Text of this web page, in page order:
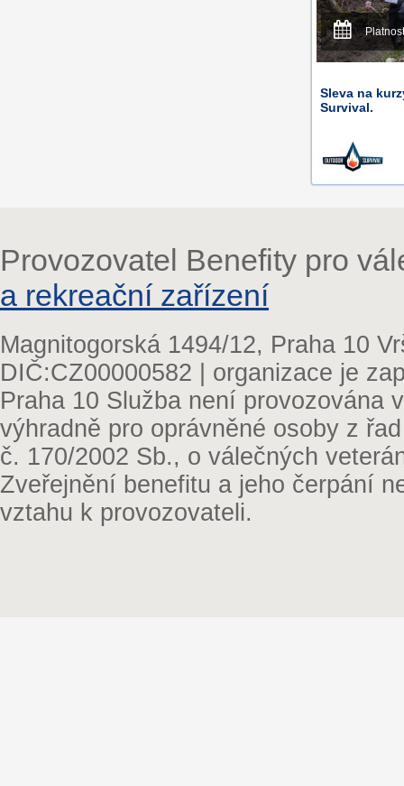
Sleva na
Survival.
Provozovatel Benefity pro
a rekreační zařízení
Magnitogorská 1494/12, Praha 10
DIČ:CZ00000582 | organizace je
Praha 10 Služba není provozována
výhradně pro oprávněné osoby z
č. 170/2002 Sb., o válečných
Zveřejnění benefitu a jeho čerpání
vztahu k provozovateli.